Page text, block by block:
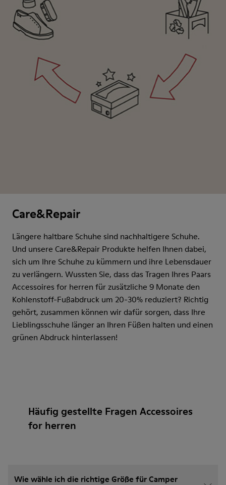
Care&Repair
Längere haltbare Schuhe sind nachhaltigere Schuhe.
Und unsere Care&Repair Produkte helfen Ihnen dabei,
sich um Ihre Schuhe zu kümmern und ihre Lebensdauer
zu verlängern. Wussten Sie, dass das Tragen Ihres Paars
Accessoires for herren für zusätzliche 9 Monate den
Kohlenstoff-Fußabdruck um 20-30% reduziert? Richtig
gehört, zusammen können wir dafür sorgen, dass Ihre
Lieblingsschuhe länger an Ihren Füßen halten und einen
grünen Abdruck hinterlassen!
Häufig gestellte Fragen Accessoires
for herren
Wie wähle ich die richtige Größe für Camper